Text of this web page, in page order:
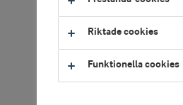
Riktade cookies
Funktionella cookies